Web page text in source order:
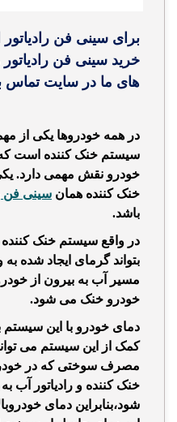
برای سینی فن
خرید سینی فن
های ما در سایت تماس
در همه خودروها یکی از
سیستم خنک کننده است
خودرو نقش مهمی دارد.
خنک کننده همان سینی فن
باشد.
در واقع سیستم خنک
بتواند گرمای ایجاد شده
مسیر آب به بیرون از
خودرو خنک می شود.
دمای خودرو با این سیستم
کمک از این سیستم می
مصرف سوختی که در
خنک کننده و رادیاتور آب
شود،بنابراین دمای